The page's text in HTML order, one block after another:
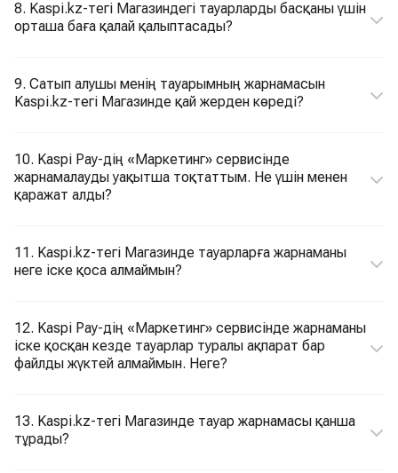
8. Kaspi.kz-тегі Магазиндегі тауарларды басқаны үшін
орташа баға қалай қалыптасады?
9. Сатып алушы менің тауарымның жарнамасын
Kaspi.kz-тегі Магазинде қай жерден көреді?
10. Kaspi Pay-дің «Маркетинг» сервисінде
жарнамалауды уақытша тоқтаттым. Не үшін менен
қаражат алды?
11. Kaspi.kz-тегі Магазинде тауарларға жарнаманы
неге іске қоса алмаймын?
12. Kaspi Pay-дің «Маркетинг» сервисінде жарнаманы
іске қосқан кезде тауарлар туралы ақпарат бар
файлды жүктей алмаймын. Неге?
13. Kaspi.kz-тегі Магазинде тауар жарнамасы қанша
тұрады?